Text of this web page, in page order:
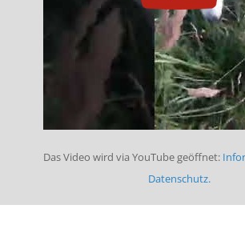
Das Video wird via YouTube geöffnet:
Datenschutz.